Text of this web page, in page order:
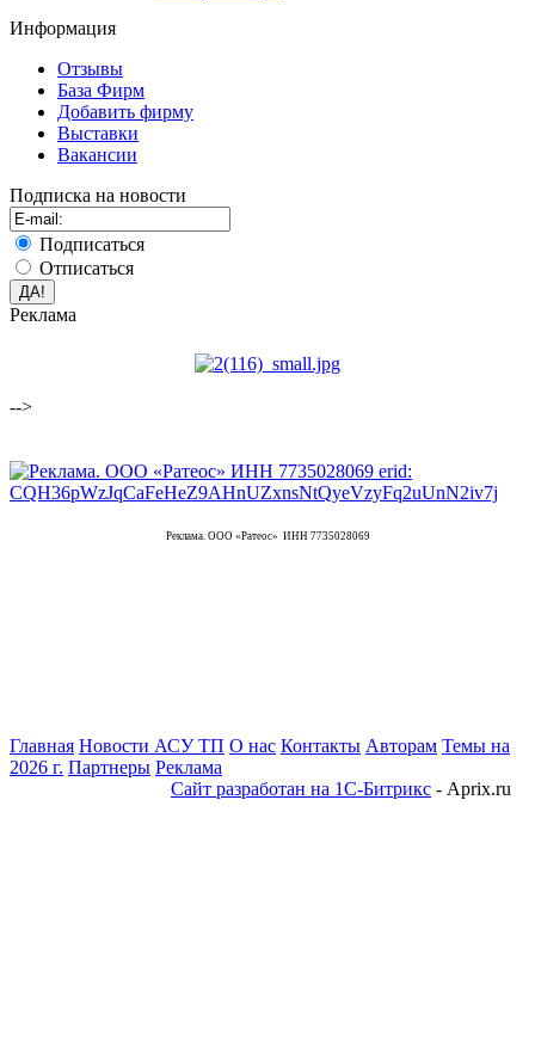
Информация
Отзывы
База Фирм
Добавить фирму
Выставки
Вакансии
Подписка на новости
Подписаться
Отписаться
Реклама
-->
Реклама. ООО «Ратеос» ИНН 7735028069
Главная Новости АСУ ТП О нас Контакты Авторам Темы на
2026 г. Партнеры Реклама
Сайт разработан на 1С-Битрикс - Aprix.ru